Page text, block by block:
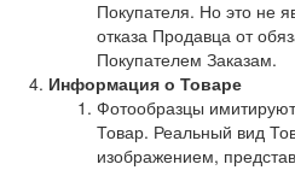
Покупателя. Но это не
отказа Продавца от
Покупателем Заказам.
Информация о Товаре
Фотообразцы
Товар. Реальный вид
изображением,